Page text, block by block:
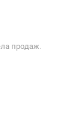
продаж.